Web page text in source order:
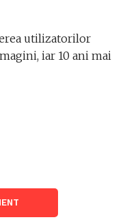
utilizatorilor
iar 10 ani mai